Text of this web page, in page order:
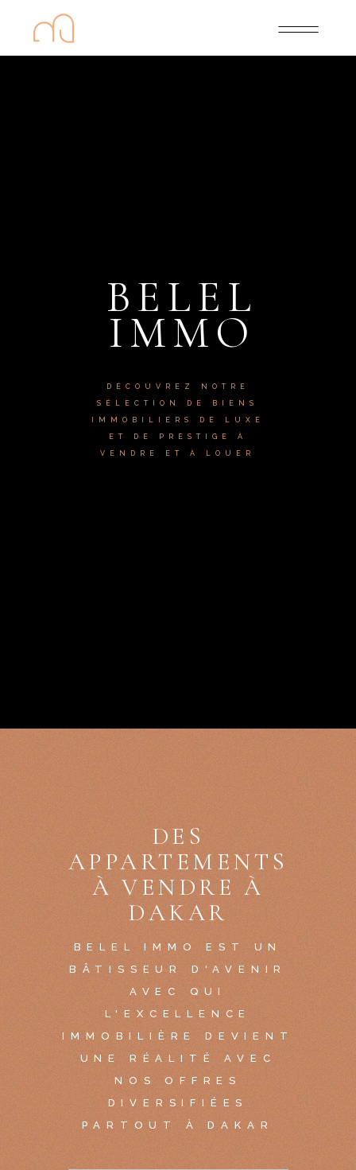
BELEL
IMMO
DÉCOUVREZ NOTRE
SÉLECTION DE BIENS
IMMOBILIERS DE LUXE
ET DE PRESTIGE À
VENDRE ET À LOUER
DES
APPARTEMENTS
À VENDRE À
DAKAR
BELEL IMMO EST UN
BÂTISSEUR D'AVENIR
AVEC QUI
L'EXCELLENCE
IMMOBILIÈRE DEVIENT
UNE RÉALITÉ AVEC
NOS OFFRES
DIVERSIFIÉES
PARTOUT À DAKAR